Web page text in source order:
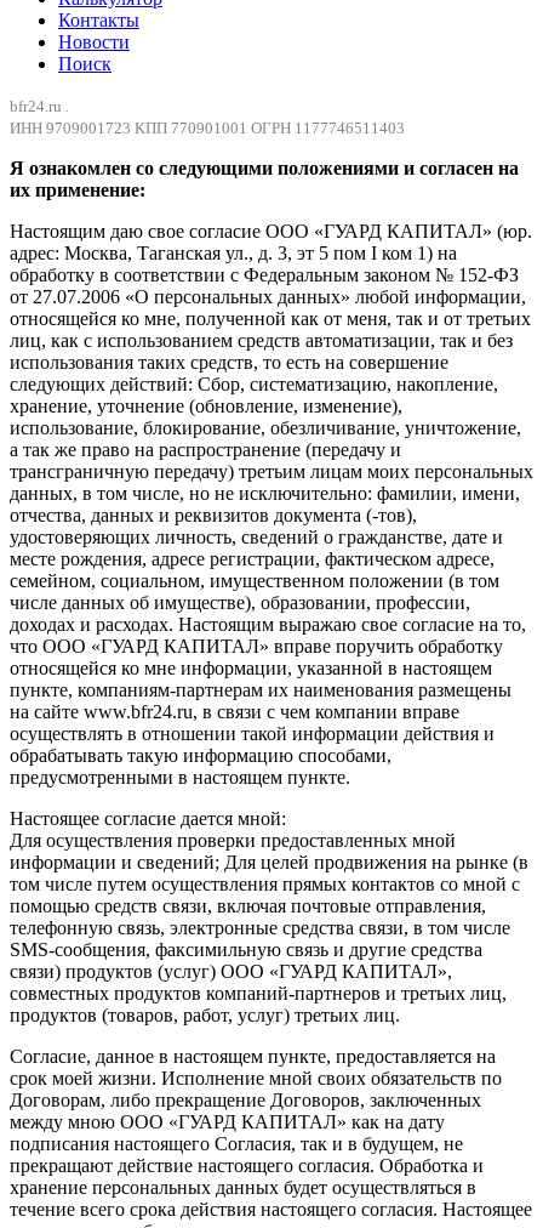
Контакты
Новости
Поиск
bfr24.ru .
ИНН 9709001723 КПП 770901001 ОГРН 1177746511403
Я ознакомлен со следующими положениями и согласен на
их применение:
Настоящим даю свое согласие ООО «ГУАРД КАПИТАЛ» (юр.
адрес: Москва, Таганская ул., д. 3, эт 5 пом I ком 1) на
обработку в соответствии с Федеральным законом № 152-ФЗ
от 27.07.2006 «О персональных данных» любой информации,
относящейся ко мне, полученной как от меня, так и от третьих
лиц, как с использованием средств автоматизации, так и без
использования таких средств, то есть на совершение
следующих действий: Сбор, систематизацию, накопление,
хранение, уточнение (обновление, изменение),
использование, блокирование, обезличивание, уничтожение,
а так же право на распространение (передачу и
трансграничную передачу) третьим лицам моих персональных
данных, в том числе, но не исключительно: фамилии, имени,
отчества, данных и реквизитов документа (-тов),
удостоверяющих личность, сведений о гражданстве, дате и
месте рождения, адресе регистрации, фактическом адресе,
семейном, социальном, имущественном положении (в том
числе данных об имуществе), образовании, профессии,
доходах и расходах. Настоящим выражаю свое согласие на то,
что ООО «ГУАРД КАПИТАЛ» вправе поручить обработку
относящейся ко мне информации, указанной в настоящем
пункте, компаниям-партнерам их наименования размещены
на сайте www.bfr24.ru, в связи с чем компании вправе
осуществлять в отношении такой информации действия и
обрабатывать такую информацию способами,
предусмотренными в настоящем пункте.
Настоящее согласие дается мной:
Для осуществления проверки предоставленных мной
информации и сведений; Для целей продвижения на рынке (в
том числе путем осуществления прямых контактов со мной с
помощью средств связи, включая почтовые отправления,
телефонную связь, электронные средства связи, в том числе
SMS-сообщения, факсимильную связь и другие средства
связи) продуктов (услуг) ООО «ГУАРД КАПИТАЛ»,
совместных продуктов компаний-партнеров и третьих лиц,
продуктов (товаров, работ, услуг) третьих лиц.
Согласие, данное в настоящем пункте, предоставляется на
срок моей жизни. Исполнение мной своих обязательств по
Договорам, либо прекращение Договоров, заключенных
между мною ООО «ГУАРД КАПИТАЛ» как на дату
подписания настоящего Согласия, так и в будущем, не
прекращают действие настоящего согласия. Обработка и
хранение персональных данных будет осуществляться в
течение всего срока действия настоящего согласия. Настоящее